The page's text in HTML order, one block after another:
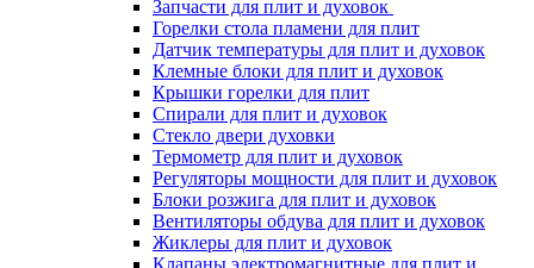
Запчасти для плит и духовок
Горелки стола пламени для плит
Датчик температуры для плит и духовок
Клемные блоки для плит и духовок
Крышки горелки для плит
Спирали для плит и духовок
Стекло двери духовки
Термометр для плит и духовок
Регуляторы мощности для плит и духовок
Блоки розжига для плит и духовок
Вентиляторы обдува для плит и духовок
Жиклеры для плит и духовок
Клапаны электромагнитные для плит и